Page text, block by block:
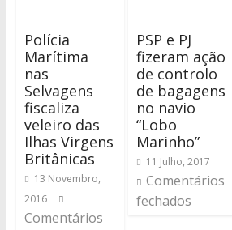
Polícia
Marítima
nas
Selvagens
fiscaliza
veleiro das
Ilhas Virgens
Britânicas
13 Novembro,
2016
Comentários
PSP e PJ
fizeram ação
de controlo
de bagagens
no navio
“Lobo
Marinho”
11 Julho, 2017
Comentários
fechados